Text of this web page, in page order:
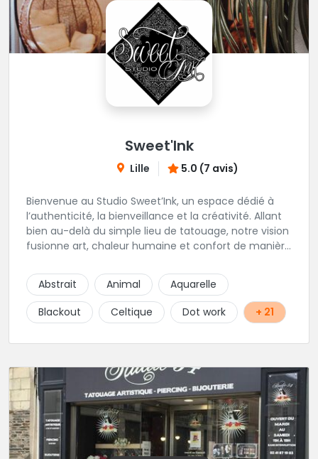
Sweet'Ink
Lille 5.0 (7 avis)
Bienvenue au Studio Sweet’Ink, un espace dédié à
l’authenticité, la bienveillance et la créativité. Allant
bien au-delà du simple lieu de tatouage, notre vision
fusionne art, chaleur humaine et confort de manière
est l’endroit idéal si vous souhaitez être
accompagnés, guidé et vivre une expérience le tout
dans un lieu confortable et chaleureux.
Abstrait Animal
Aquarelle
Blackout
Celtique Dot work + 21